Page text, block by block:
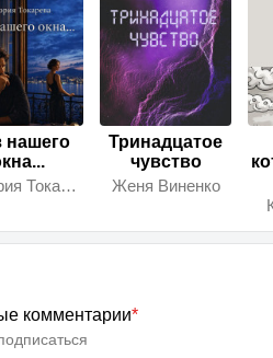
нашего
Виктория Токарева
Тринадцатое
чувство
Женя Виненко
комментарии*